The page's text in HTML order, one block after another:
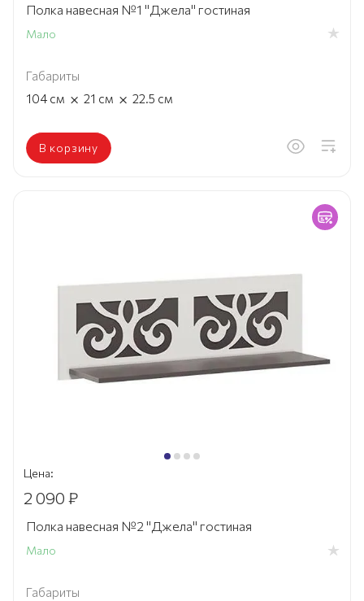
Полка навесная №1 "Джела" гостиная
Мало
Габариты
104 см × 21 см × 22.5 см
В корзину
Цена:
2 090 ₽
Полка навесная №2 "Джела" гостиная
Мало
Габариты